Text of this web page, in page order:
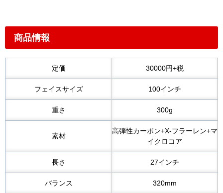
商品情報
定価 30000円+税
フェイスサイズ 100インチ
重さ 300g
素材
高弾性カーボン+X-フラーレン+マ
イクロコア
長さ 27インチ
バランス 320mm